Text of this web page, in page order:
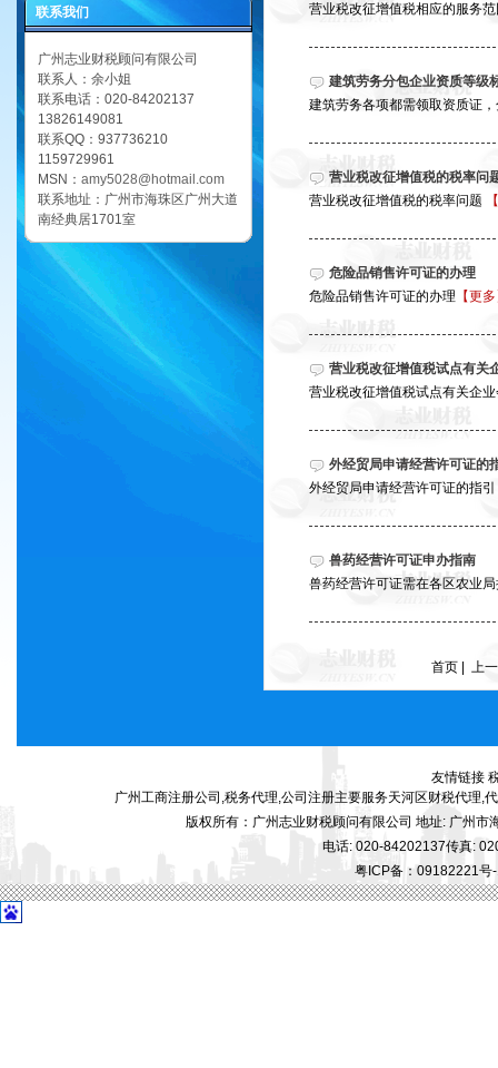
联系我们
广州志业财税顾问有限公司
联系人：余小姐
联系电话：020-84202137
13826149081
联系QQ：937736210
1159729961
MSN： amy5028@hotmail.com
联系地址：广州市海珠区广州大道
南经典居1701室
营业税改征增值税相应的服务
建筑劳务分包企业资质等级
建筑劳务各项都需领取资质证
营业税改征增值税的税率问
营业税改征增值税的税率问题
危险品销售许可证的办理
危险品销售许可证的办理 【更
营业税改征增值税试点有关
营业税改征增值税试点有关企
外经贸局申请经营许可证的
外经贸局申请经营许可证的指引
兽药经营许可证申办指南
兽药经营许可证需在各区农业
首页 | 上
友情链接
广州工商注册公司,税务代理,公司注册主要服务天河区财税代理,
版权所有：广州志业财税顾问有限公司 地址: 广州
电话: 020-84202137传真:
粤ICP备：09182221号